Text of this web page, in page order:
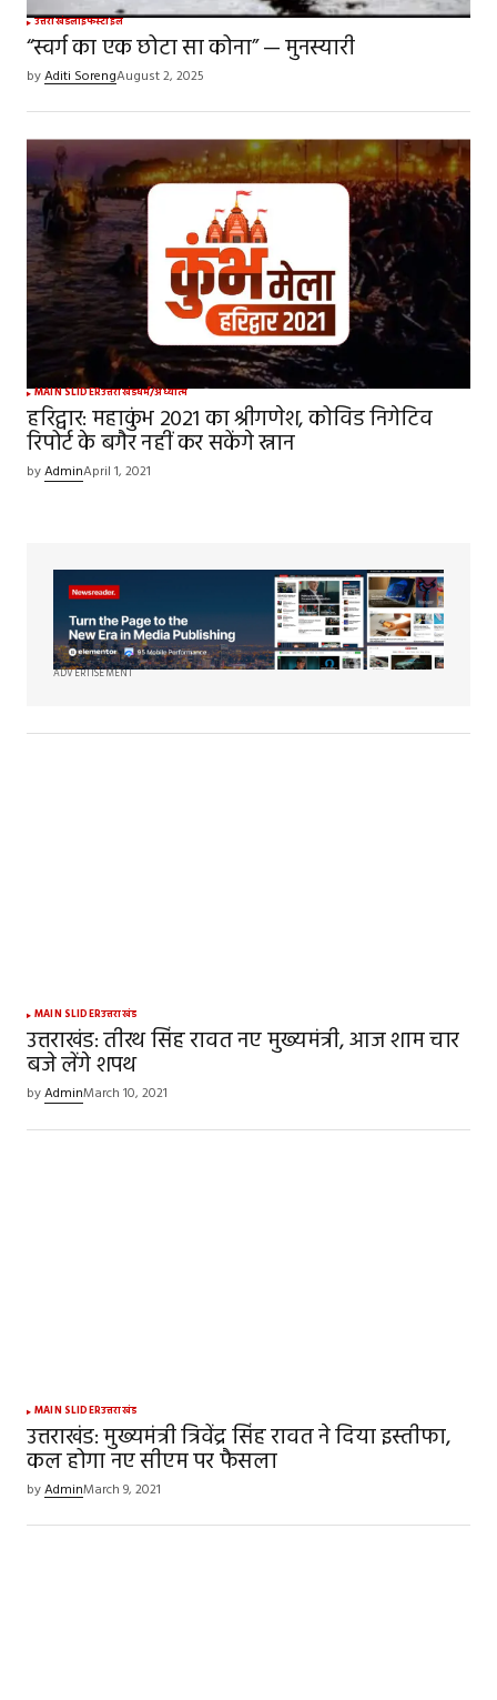
उत्तराखंडलाइफस्टाइल
“स्वर्ग का एक छोटा सा कोना” — मुनस्यारी
byAditi SorengAugust 2, 2025
MAIN SLIDERउत्तराखंडधर्म/अध्यात्म
हरिद्वार: महाकुंभ 2021 का श्रीगणेश, कोविड निगेटिव
रिपोर्ट के बगैर नहीं कर सकेंगे स्नान
byAdminApril 1, 2021
ADVERTISEMENT
MAIN SLIDERउत्तराखंड
उत्तराखंड: तीरथ सिंह रावत नए मुख्यमंत्री, आज शाम चार
बजे लेंगे शपथ
byAdminMarch 10, 2021
MAIN SLIDERउत्तराखंड
उत्तराखंड: मुख्यमंत्री त्रिवेंद्र सिंह रावत ने दिया इस्तीफा,
कल होगा नए सीएम पर फैसला
byAdminMarch 9, 2021